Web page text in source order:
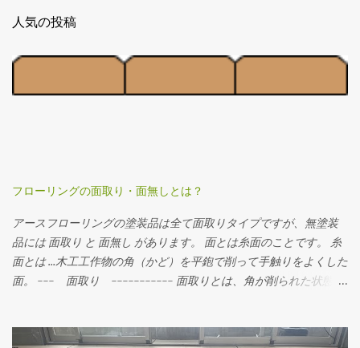
人気の投稿
フローリングの面取り・面無しとは？
アースフローリングの塗装品は全て面取りタイプですが、無塗装
品には 面取り と 面無し があります。 面とは糸面のことです。 糸
面とは …木工工作物の角（かど）を平鉋で削って手触りをよくした
面。 --- 面取り ----------- 面取りとは、角が削られた状態。
ます。 --- 面無し ----------- 面無しとは、角がそのままの状